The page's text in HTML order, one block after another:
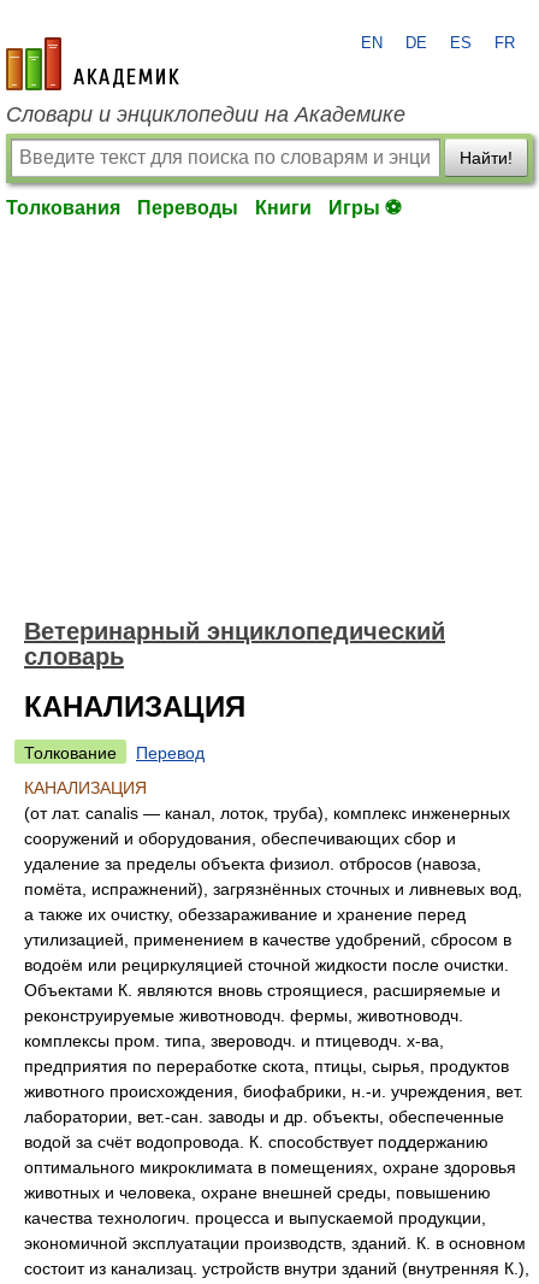
academic.ru
EN DE ES FR
Словари и энциклопедии на Академике
Найти!
Толкования Переводы Книги Игры ⚽
Ветеринарный энциклопедический
словарь
КАНАЛИЗАЦИЯ
Толкование
Перевод
КАНАЛИЗАЦИЯ
(от лат. canalis — канал, лоток, труба), комплекс инженерных
сооружений и оборудования, обеспечивающих сбор и
удаление за пределы объекта физиол. отбросов (навоза,
помёта, испражнений), загрязнённых сточных и ливневых вод,
а также их очистку, обеззараживание и хранение перед
утилизацией, применением в качестве удобрений, сбросом в
водоём или рециркуляцией сточной жидкости после очистки.
Объектами К. являются вновь строящиеся, расширяемые и
реконструируемые животноводч. фермы, животноводч.
комплексы пром. типа, звероводч. и птицеводч. х-ва,
предприятия по переработке скота, птицы, сырья, продуктов
животного происхождения, биофабрики, н.-и. учреждения, вет.
лаборатории, вет.-сан. заводы и др. объекты, обеспеченные
водой за счёт водопровода. К. способствует поддержанию
оптимального микроклимата в помещениях, охране здоровья
животных и человека, охране внешней среды, повышению
качества технологич. процесса и выпускаемой продукции,
экономичной эксплуатации производств, зданий. К. в основном
состоит из канализац. устройств внутри зданий (внутренняя К.),